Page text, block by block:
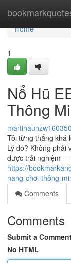
Home
Home
1
Nổ Hũ
Thông
martinaunzw160350
Tôi từng thắng khá
Lý do? Không phải
được trải nghiệm —
https://
nang-chơi-thông-
Comments
Comments
Submit a Comment
No HTML